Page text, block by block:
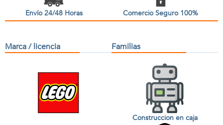
Envío 24/48 Horas Comercio Seguro 100%
Marca / licencia Familias
Construccion en caja